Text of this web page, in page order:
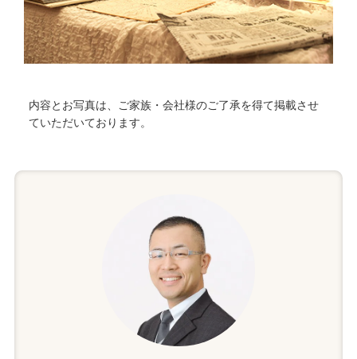
内容とお写真は、ご家族・会社様のご了承を得て掲載させ
ていただいております。